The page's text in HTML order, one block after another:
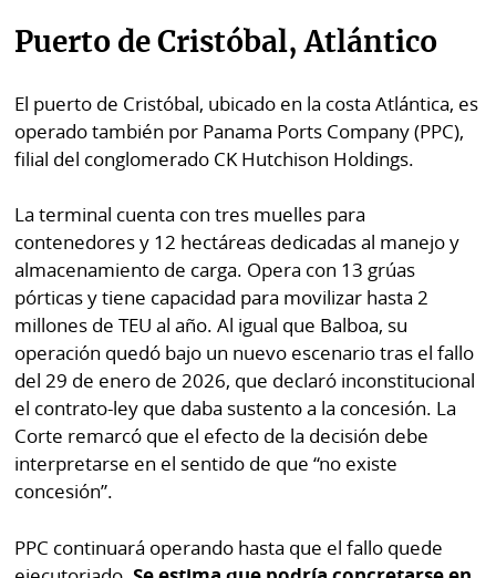
Puerto de Cristóbal, Atlántico
El puerto de Cristóbal, ubicado en la costa Atlántica, es
operado también por Panama Ports Company (PPC),
filial del conglomerado CK Hutchison Holdings.
La terminal cuenta con tres muelles para
contenedores y 12 hectáreas dedicadas al manejo y
almacenamiento de carga. Opera con 13 grúas
pórticas y tiene capacidad para movilizar hasta 2
millones de TEU al año. Al igual que Balboa, su
operación quedó bajo un nuevo escenario tras el fallo
del 29 de enero de 2026, que declaró inconstitucional
el contrato-ley que daba sustento a la concesión. La
Corte remarcó que el efecto de la decisión debe
interpretarse en el sentido de que “no existe
concesión”.
PPC continuará operando hasta que el fallo quede